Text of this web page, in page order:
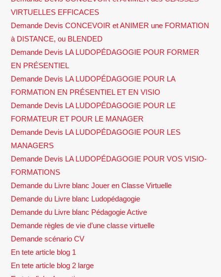
VIRTUELLES EFFICACES
Demande Devis CONCEVOIR et ANIMER une FORMATION
à DISTANCE, ou BLENDED
Demande Devis LA LUDOPÉDAGOGIE POUR FORMER
EN PRÉSENTIEL
Demande Devis LA LUDOPÉDAGOGIE POUR LA
FORMATION EN PRÉSENTIEL ET EN VISIO
Demande Devis LA LUDOPÉDAGOGIE POUR LE
FORMATEUR ET POUR LE MANAGER
Demande Devis LA LUDOPÉDAGOGIE POUR LES
MANAGERS
Demande Devis LA LUDOPÉDAGOGIE POUR VOS VISIO-
FORMATIONS
Demande du Livre blanc Jouer en Classe Virtuelle
Demande du Livre blanc Ludopédagogie
Demande du Livre blanc Pédagogie Active
Demande règles de vie d’une classe virtuelle
Demande scénario CV
En tete article blog 1
En tete article blog 2 large